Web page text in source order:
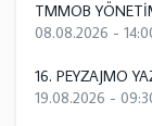
TMMOB
08.08.2026 -
16. PEYZAJMO
19.08.2026 -